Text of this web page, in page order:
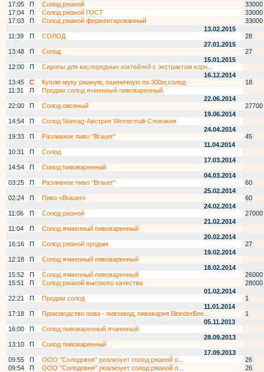
17:05
П Солод ржаной
33000
17:04
П Солод ржаной ГОСТ
33000
17:03
П Солод ржаной ферментированный
33000
13.02.2015
11:39
П СОЛОД
28
27.01.2015
13:48
П Солод
27
15.01.2015
12:00
П
Сиропы для кислородных коктейлей с экстрактом корн...
16.12.2014
13:45
С Куплю муку ржаную, пшеничную по 300кг,солод
18
11:31
П
Продам солод ячменный пивоваренный.
22.06.2014
22:00
П Солод овсяный
27700
19.06.2014
14:54
П
Солод Stamag-Австрия Winnermalt-Словакия
24.04.2014
19:33
П Разливное пиво "Brauer"
45
11.04.2014
10:31
П
Солод
17.03.2014
14:54
П
Солод пивоваренный
04.03.2014
03:25
П Разливное пиво "Brauer"
60
25.02.2014
02:24
П Пиво «Brauer»
60
24.02.2014
11:06
П Солод ржаной
27000
21.02.2014
11:04
П
Солод ячменный пивоваренный
20.02.2014
16:16
П Солод ржаной продам
27
19.02.2014
12:18
П
Солод ячменный пивоваренный
18.02.2014
15:52
П Солод ячменный пивоваренный
26000
15:51
П Солод ржаной высокого качества
28000
01.02.2014
22:21
П Продам солод
1
11.01.2014
17:18
П Производство пива - пивзавод, пивоварня BlonderBee...
1
05.11.2013
16:00
П
Солод пивоваренный ячменный
28.09.2013
13:10
П
Солод пивоваренный
17.09.2013
09:55
П ООО "Солодовня" реализует солод ржаной о...
26
09:54
П ООО "Солодовня" реализует солод ржаной о...
26